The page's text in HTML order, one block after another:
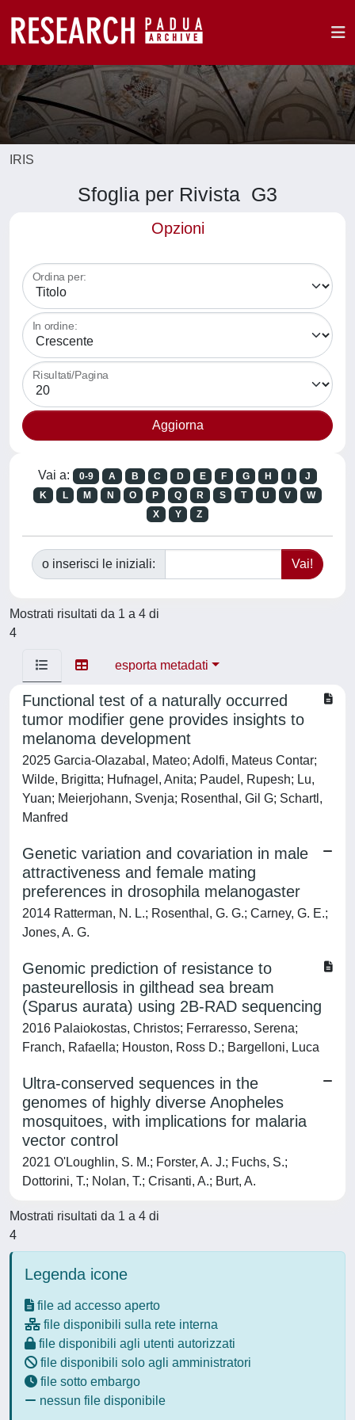
IRIS
Sfoglia per Rivista G3
Opzioni
Ordina per:
In ordine:
Risultati/Pagina
Vai a: 0-9 A B C D E F G H
J
K
L M N O P Q R S T U V
W
X
Y Z
o inserisci le iniziali:
Mostrati risultati da 1 a 4 di
4
esporta metadati
Functional test of a naturally occurred
tumor modifier gene provides insights to
melanoma development
2025 Garcia-Olazabal, Mateo; Adolfi, Mateus Contar;
Wilde, Brigitta; Hufnagel, Anita; Paudel, Rupesh; Lu,
Yuan; Meierjohann, Svenja; Rosenthal, Gil G; Schartl,
Manfred
Genetic variation and covariation in male
attractiveness and female mating
preferences in drosophila melanogaster
2014 Ratterman, N. L.; Rosenthal, G. G.; Carney, G. E.;
Jones, A. G.
Genomic prediction of resistance to
pasteurellosis in gilthead sea bream
(Sparus aurata) using 2B-RAD sequencing
2016 Palaiokostas, Christos; Ferraresso, Serena;
Franch, Rafaella; Houston, Ross D.; Bargelloni, Luca
Ultra-conserved sequences in the
genomes of highly diverse Anopheles
mosquitoes, with implications for malaria
vector control
2021 O'Loughlin, S. M.; Forster, A. J.; Fuchs, S.;
Dottorini, T.; Nolan, T.; Crisanti, A.; Burt, A.
Mostrati risultati da 1 a 4 di
4
Legenda icone
file ad accesso aperto
file disponibili sulla rete interna
file disponibili agli utenti autorizzati
file disponibili solo agli amministratori
file sotto embargo
nessun file disponibile